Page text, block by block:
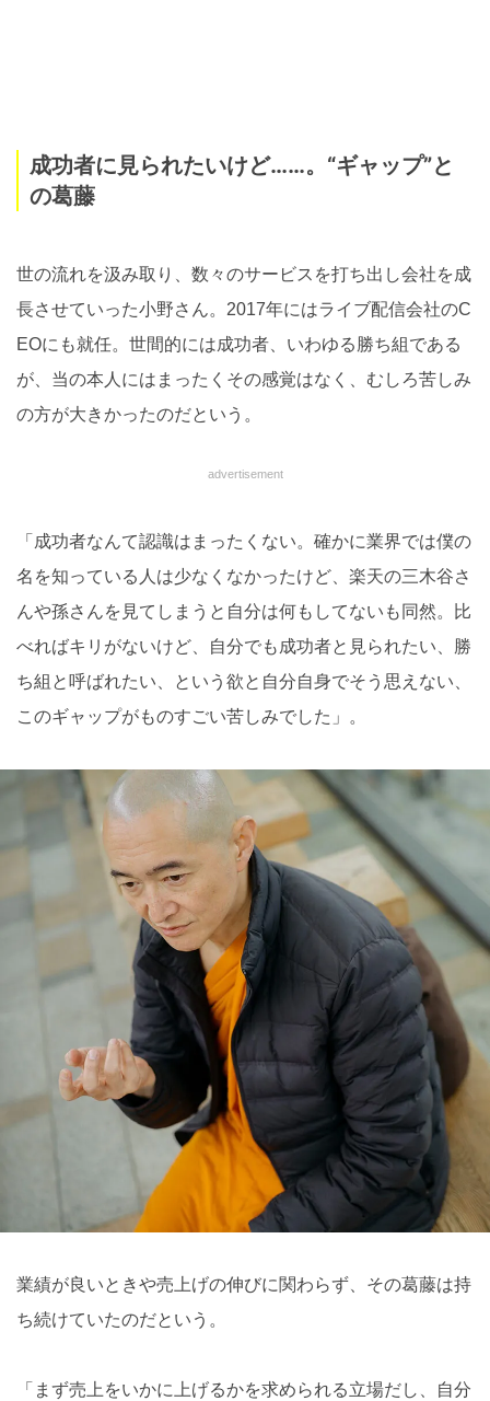
成功者に見られたいけど……。“ギャップ”と
の葛藤
世の流れを汲み取り、数々のサービスを打ち出し会社を成
長させていった小野さん。2017年にはライブ配信会社のC
EOにも就任。世間的には成功者、いわゆる勝ち組である
が、当の本人にはまったくその感覚はなく、むしろ苦しみ
の方が大きかったのだという。
advertisement
「成功者なんて認識はまったくない。確かに業界では僕の
名を知っている人は少なくなかったけど、楽天の三木谷さ
んや孫さんを見てしまうと自分は何もしてないも同然。比
べればキリがないけど、自分でも成功者と見られたい、勝
ち組と呼ばれたい、という欲と自分自身でそう思えない、
このギャップがものすごい苦しみでした」。
業績が良いときや売上げの伸びに関わらず、その葛藤は持
ち続けていたのだという。
「まず売上をいかに上げるかを求められる立場だし、自分